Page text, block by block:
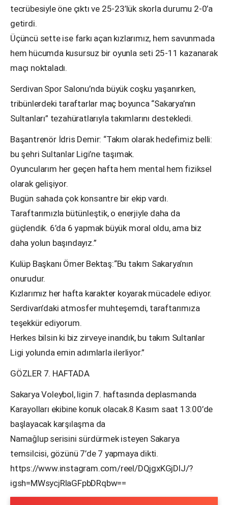
tecrübesiyle öne çıktı ve 25-23’lük skorla durumu 2-0’a
getirdi.
Üçüncü sette ise farkı açan kızlarımız, hem savunmada
hem hücumda kusursuz bir oyunla seti 25-11 kazanarak
maçı noktaladı.
Serdivan Spor Salonu’nda büyük coşku yaşanırken,
tribünlerdeki taraftarlar maç boyunca “Sakarya’nın
Sultanları” tezahüratlarıyla takımlarını destekledi.
Başantrenör İdris Demir: “Takım olarak hedefimiz belli:
bu şehri Sultanlar Ligi’ne taşımak.
Oyuncularım her geçen hafta hem mental hem fiziksel
olarak gelişiyor.
Bugün sahada çok konsantre bir ekip vardı.
Taraftarımızla bütünleştik, o enerjiyle daha da
güçlendik. 6’da 6 yapmak büyük moral oldu, ama biz
daha yolun başındayız.”
Kulüp Başkanı Ömer Bektaş:“Bu takım Sakarya’nın
onurudur.
Kızlarımız her hafta karakter koyarak mücadele ediyor.
Serdivan’daki atmosfer muhteşemdi, taraftarımıza
teşekkür ediyorum.
Herkes bilsin ki biz zirveye inandık, bu takım Sultanlar
Ligi yolunda emin adımlarla ilerliyor.”
GÖZLER 7. HAFTADA
Sakarya Voleybol, ligin 7. haftasında deplasmanda
Karayolları ekibine konuk olacak.8 Kasım saat 13:00’de
başlayacak karşılaşma da
Namağlup serisini sürdürmek isteyen Sakarya
temsilcisi, gözünü 7’de 7 yapmaya dikti.
https://www.instagram.com/reel/DQjgxKGjDlJ/?
igsh=MWsycjRlaGFpbDRqbw==